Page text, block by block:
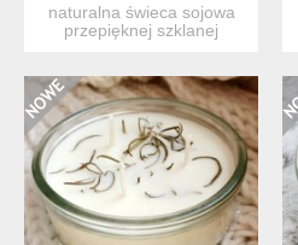
naturalna świeca sojowa
przepięknej szklanej